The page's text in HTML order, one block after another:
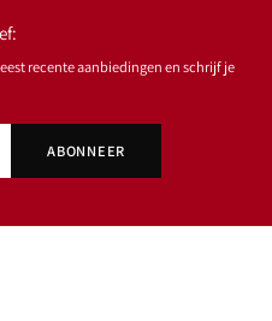
recente aanbiedingen en schrijf je